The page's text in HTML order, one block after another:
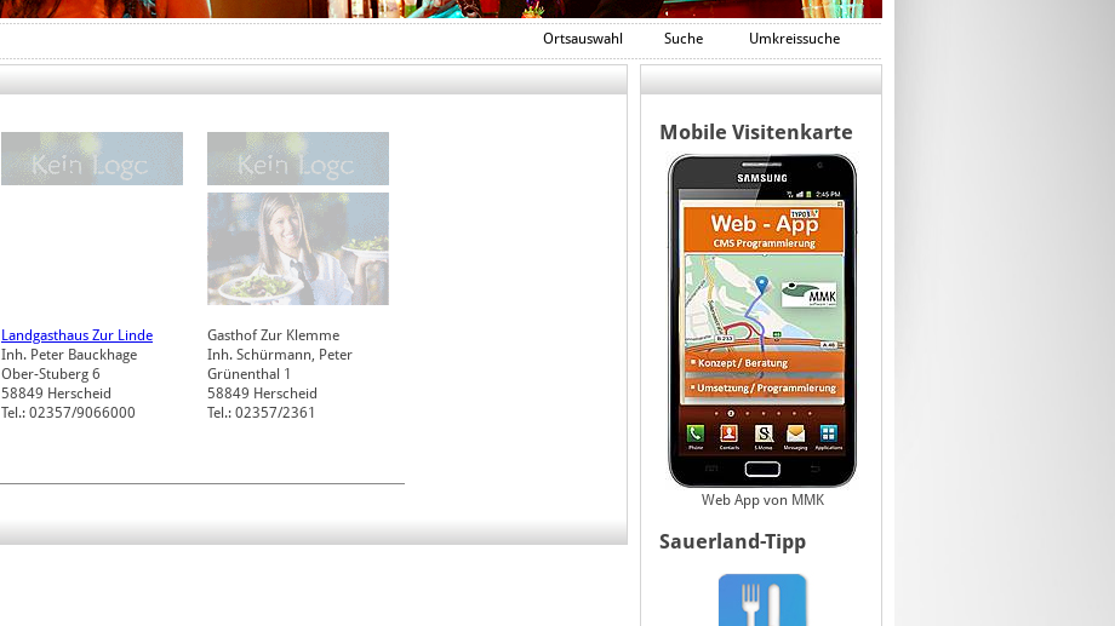
Ortsauswahl Suche Umkreissuche
Landgasthaus Zur Linde
Inh. Peter Bauckhage
Ober-Stuberg 6
58849 Herscheid
Tel.: 02357/9066000
Gasthof Zur Klemme
Inh. Schürmann, Peter
Grünenthal 1
58849 Herscheid
Tel.: 02357/2361
Mobile Visitenkarte
Web App von MMK
Sauerland-Tipp